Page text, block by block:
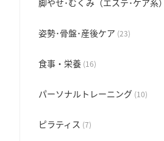
脚やせ･むくみ（エステ･ケア系）
姿勢･骨盤･産後ケア (23)
食事・栄養 (16)
パーソナルトレーニング (10)
ピラティス (7)